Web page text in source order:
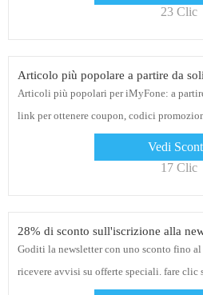
23 Clic
Articolo più popolare a partire da
Articoli più popolari per iMyFone: a
link per ottenere coupon, codici
Vedi
17 Clic
28% di sconto sull'iscrizione alla
Goditi la newsletter con uno sconto fino
ricevere avvisi su offerte speciali. fare